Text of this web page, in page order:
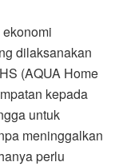
dilaksanakan
(AQUA Home
kepada
untuk
meninggalkan
perlu